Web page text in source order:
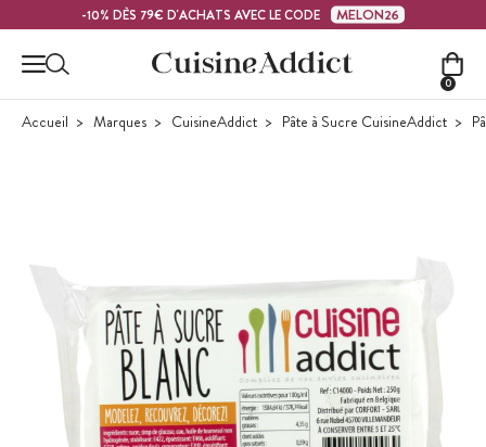
Contenu principal-10% DÈS 79€ D'ACHATS AVEC LE CODE MELON26
0
Accueil Marques CuisineAddict Pâte à Sucre CuisineAddict